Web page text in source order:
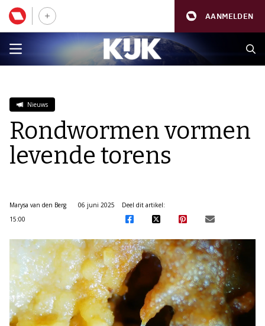
AANMELDEN
Nieuws
Rondwormen vormen
levende torens
Marysa van den Berg
06 juni 2025
15:00
Deel dit artikel: